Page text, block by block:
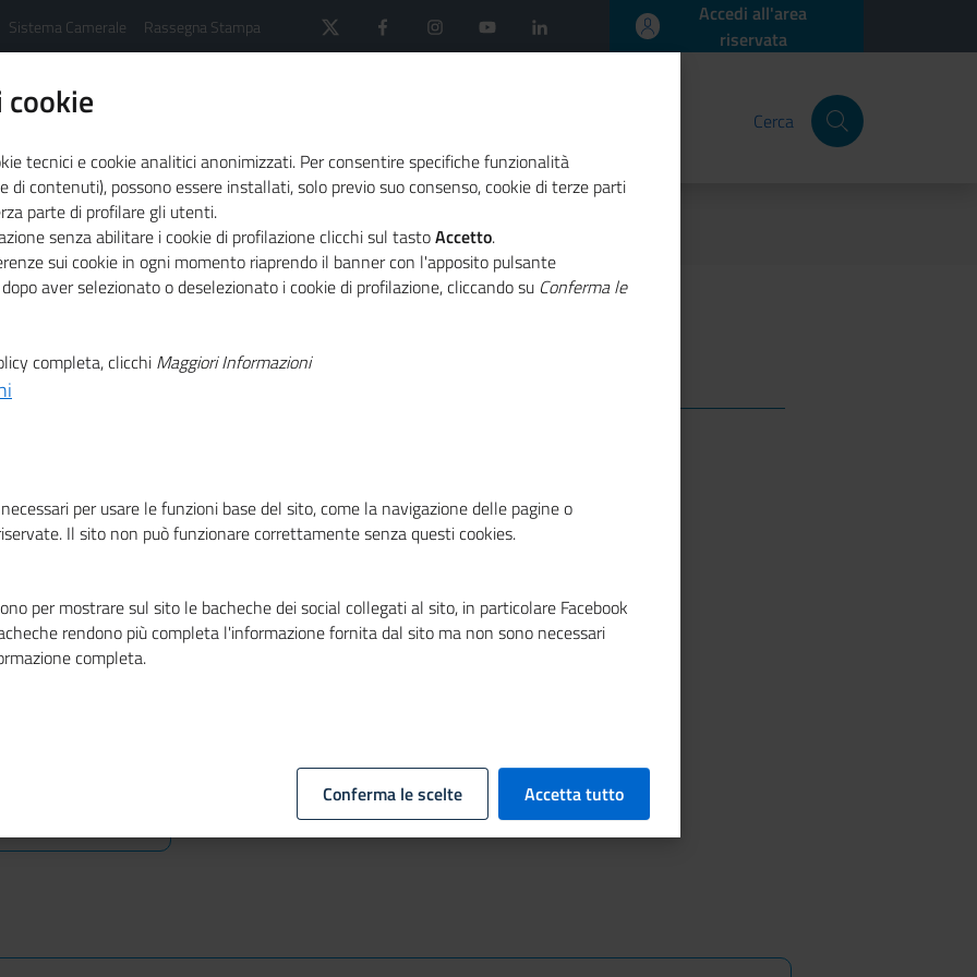
Sistema Camerale Rassegna Stampa
Accedi all'area
riservata
Cerca
Boario di Davide Adriano Boario e C. Sas
Boario e C. Sas
tecnici e cookie analitici anonimizzati. Per consentire specifiche funzionalità
di contenuti), possono essere installati, solo previo suo consenso, cookie di terze parti
parte di profilare gli utenti.
senza abilitare i cookie di profilazione clicchi sul tastoAccetto.
sui cookie in ogni momento riaprendo il banner con l'apposito pulsante
aver selezionato o deselezionato i cookie di profilazione, cliccando su Conferma le
completa, clicchi Maggiori Informazioni
per usare le funzioni base del sito, come la navigazione delle pagine o
Il sito non può funzionare correttamente senza questi cookies.
per mostrare sul sito le bacheche dei social collegati al sito, in particolare Facebook
rendono più completa l'informazione fornita dal sito ma non sono necessari
completa.
Conferma le scelte Accetta tutto